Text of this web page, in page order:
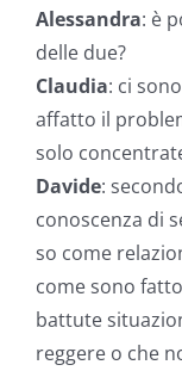
Alessandra: è
delle due?
Claudia: ci
affatto il
solo
Davide:
conoscenza di
so come
come sono
battute
reggere o che